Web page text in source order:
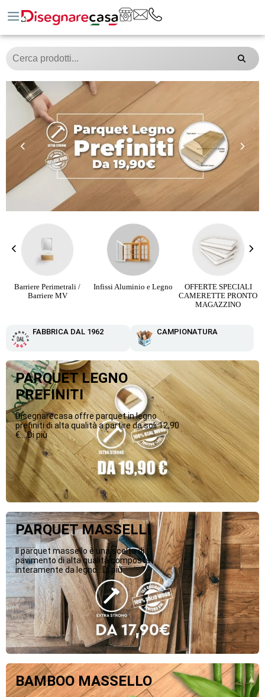
Infissi Aluminio e Legno
OFFERTE SPECIALI
Parquet Maxi Plancia 3
Strip da 12,90 €
FABBRICA DAL 1962 CAMPIONATURA
PARQUET LEGNO
PREFINITI
Disegnarecasa offre parquet in legno
prefiniti di alta qualità a partire da soli 12,90
€....Di più
PARQUET MASSELLI
Il parquet massello è una scelta di
pavimento di alta qualità composta
interamente da legno...Di più
BAMBOO MASSELLO